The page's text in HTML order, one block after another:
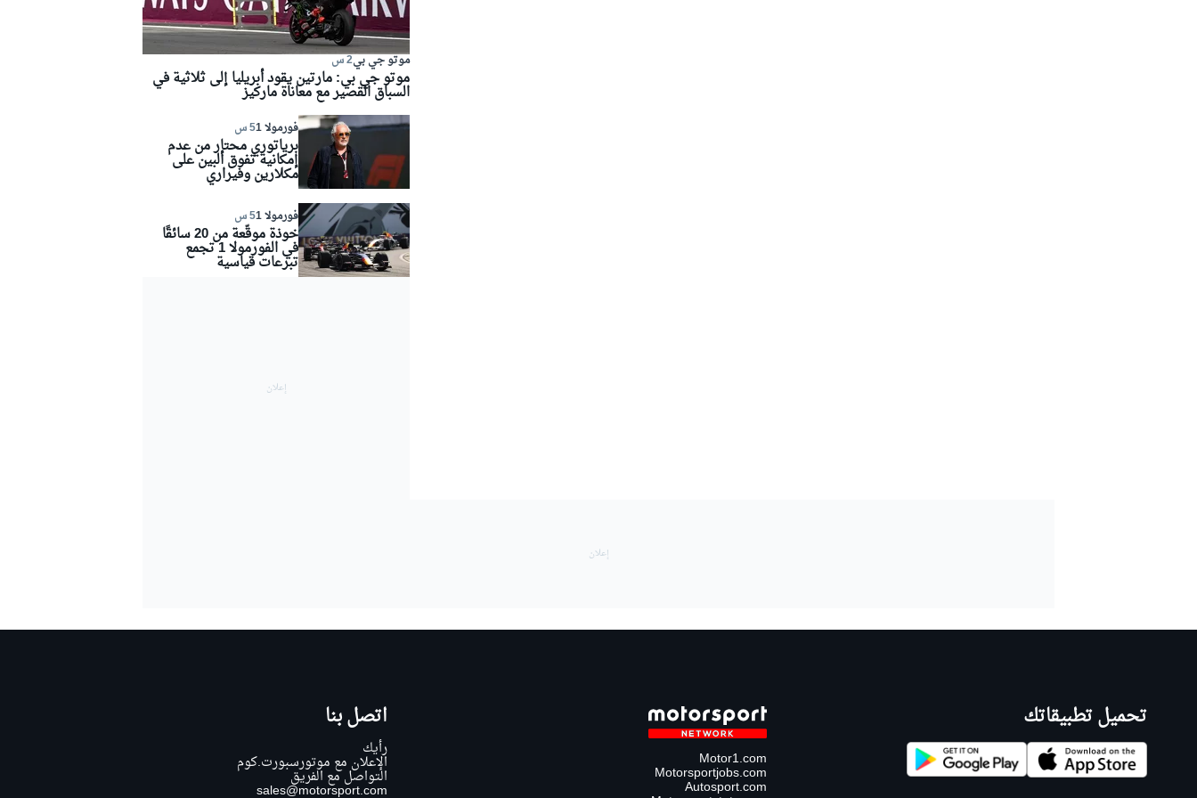
موتو جي بي2 س
موتو جي بي: مارتين يقود أبريليا إلى ثلاثية في
السباق القصير مع معاناة ماركيز
فورمولا 1 5 س
برياتوري محتار من عدم
إمكانية تفوق ألبين على
مكلارين وفيراري
فورمولا 1 5 س
خوذة موقّعة من 20 سائقًا
في الفورمولا 1 تجمع
تبرعات قياسية
تحميل تطبيقاتك
Motor1.com
Motorsportjobs.com
Autosport.com
اتصل بنا
رأيك
الإعلان مع موتورسبورت.كوم
التواصل مع الفريق
sales@motorsport.com